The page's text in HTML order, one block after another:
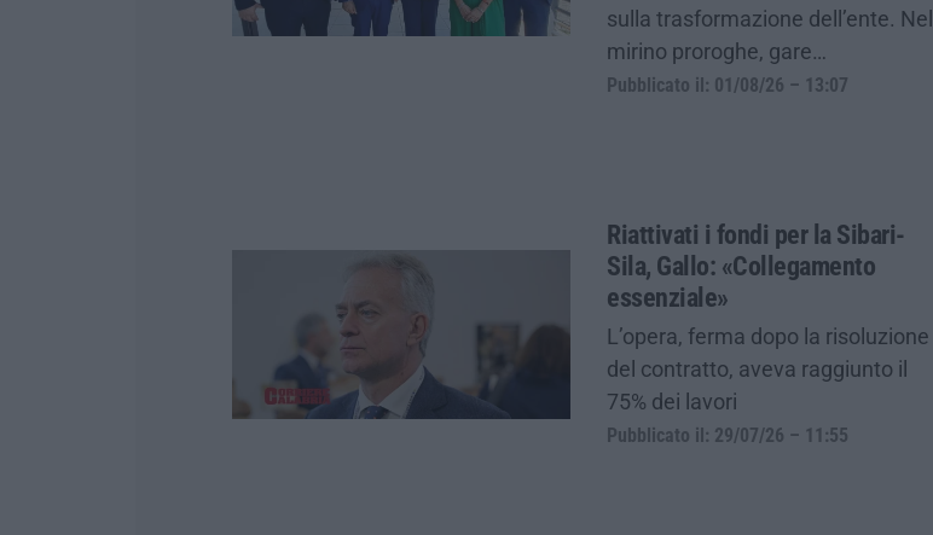
sulla trasformazione dell’ente. Nel
mirino proroghe, gare…
Pubblicato il: 01/08/26 – 13:07
Riattivati i fondi per la Sibari-
Sila, Gallo: «Collegamento
essenziale»
L’opera, ferma dopo la risoluzione
del contratto, aveva raggiunto il
75% dei lavori
Pubblicato il: 29/07/26 – 11:55